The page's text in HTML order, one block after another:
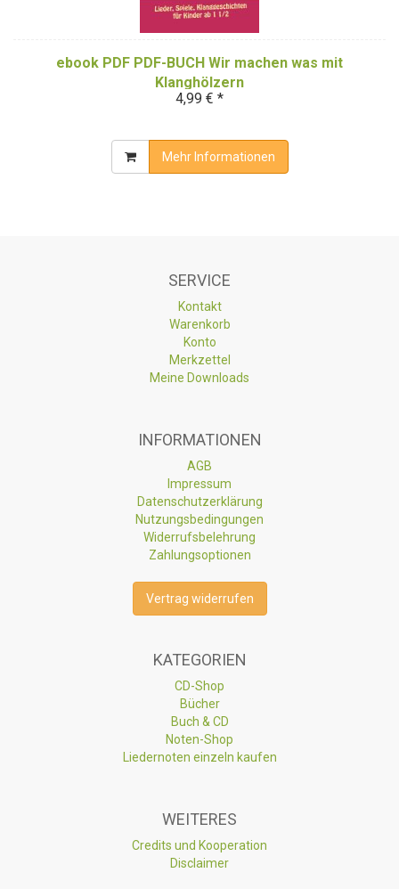
ebook PDF PDF-BUCH Wir machen was mit
Klanghölzern
4,99 € *
Mehr Informationen
SERVICE
Kontakt
Warenkorb
Konto
Merkzettel
Meine Downloads
INFORMATIONEN
AGB
Impressum
Datenschutzerklärung
Nutzungsbedingungen
Widerrufsbelehrung
Zahlungsoptionen
Vertrag widerrufen
KATEGORIEN
CD-Shop
Bücher
Buch & CD
Noten-Shop
Liedernoten einzeln kaufen
WEITERES
Credits und Kooperation
Disclaimer